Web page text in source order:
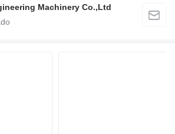
Machinery Co.,Ltd